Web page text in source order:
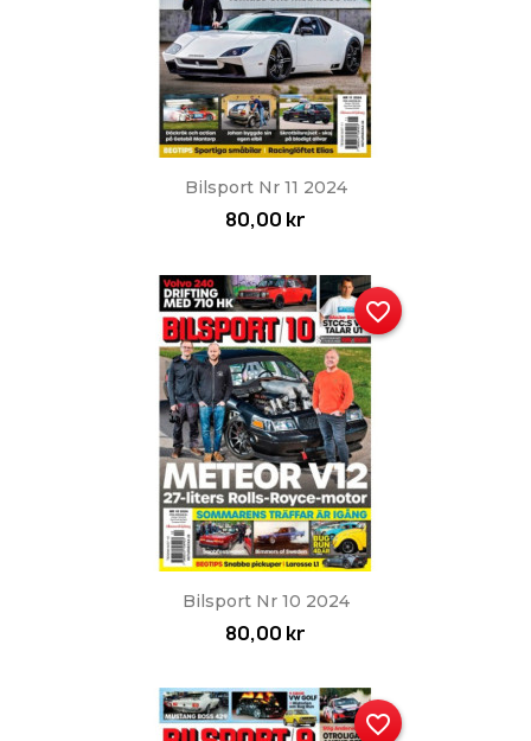
Bilsport Nr 11 2024
80,00 kr
Bilsport Nr 10 2024
80,00 kr
favorite_border
favorite_border